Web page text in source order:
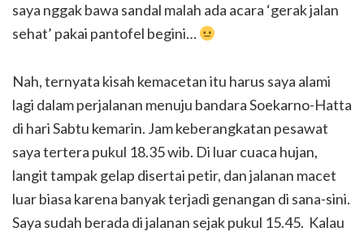
saya nggak bawa sandal malah ada acara ‘gerak jalan
sehat’ pakai pantofel begini…
Nah, ternyata kisah kemacetan itu harus saya alami
lagi dalam perjalanan menuju bandara Soekarno-Hatta
di hari Sabtu kemarin. Jam keberangkatan pesawat
saya tertera pukul 18.35 wib. Di luar cuaca hujan,
langit tampak gelap disertai petir, dan jalanan macet
luar biasa karena banyak terjadi genangan di sana-sini.
Saya sudah berada di jalanan sejak pukul 15.45. Kalau